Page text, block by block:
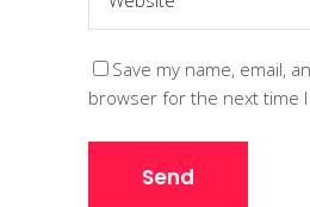
Save my name, email,
browser for the next time